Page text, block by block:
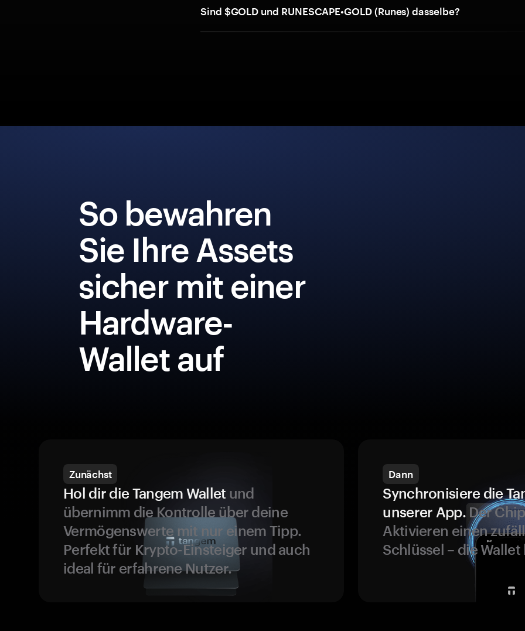
Sind $GOLD und RUNESCAPE•GOLD (Runes) dasselbe?
So bewahren
Sie Ihre Assets
sicher mit einer
Hardware-
Wallet auf
Zunächst
Hol dir die Tangem Wallet und
übernimm die Kontrolle über deine
Vermögenswerte mit nur einem Tipp.
Perfekt für Krypto-Einsteiger und auch
ideal für erfahrene Nutzer.
Dann
Synchronisiere die
unserer App.Der
Aktivieren einen
Schlüssel – die